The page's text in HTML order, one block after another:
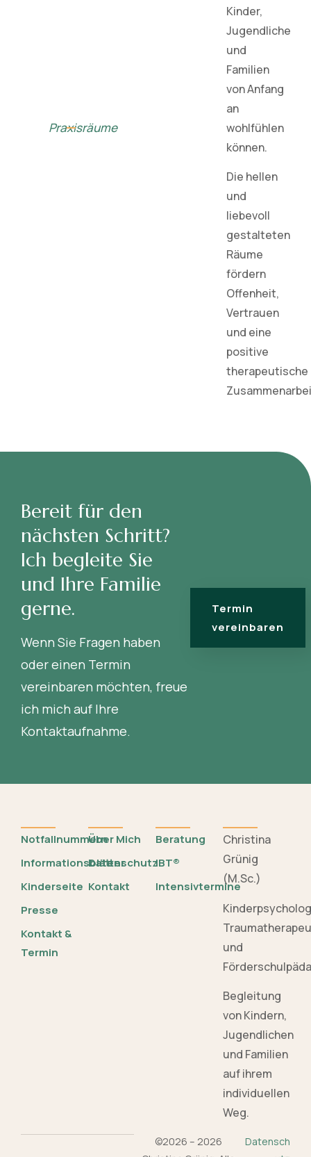
Praxisräume
Kinder,
Jugendliche
und
Familien
von Anfang
an
wohlfühlen
können.
Die hellen
und
liebevoll
gestalteten
Räume
fördern
Offenheit,
Vertrauen
und eine
positive
therapeutische
Bereit für den
nächsten Schritt?
Ich begleite Sie
und Ihre Familie
gerne.
Wenn Sie Fragen haben
oder einen Termin
vereinbaren möchten, freue
ich mich auf Ihre
Kontaktaufnahme.
Termin
vereinbaren
Notfallnummern
Informationsblätter
Kinderseite
Presse
Kontakt &
Termin
Über Mich
Datenschutz
Kontakt
Beratung
IBT®
Intensivtermine
Christina
Grünig
(M.Sc.)
und
Begleitung
von Kindern,
Jugendlichen
und Familien
auf ihrem
individuellen
Weg.
©2026 – 2026
Datensch